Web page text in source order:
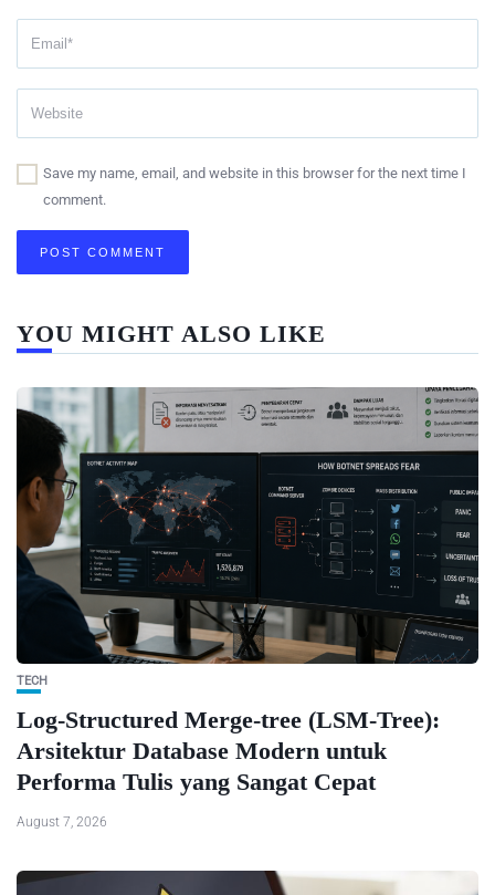
Save my name, email, and website in this browser for the next time I
comment.
YOU MIGHT ALSO LIKE
TECH
Log-Structured Merge-tree (LSM-Tree):
Arsitektur Database Modern untuk
Performa Tulis yang Sangat Cepat
August 7, 2026